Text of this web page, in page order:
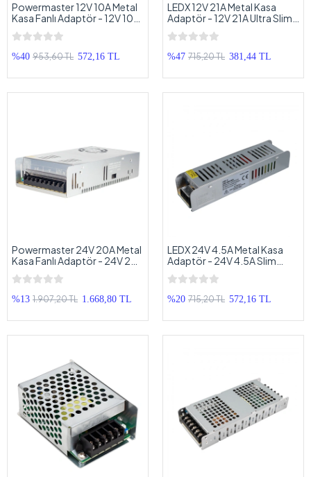
Powermaster 12V 10A Metal
Kasa Fanlı Adaptör - 12V 10A
- 120 W Slim Metal Kasa
Adaptör
%40 953,60 TL 572,16 TL
LEDX 12V 21A Metal Kasa
Adaptör - 12V 21A Ultra Slim
Metal Kasa Trafo Adaptör
%47 715,20 TL 381,44 TL
Powermaster 24V 20A Metal
Kasa Fanlı Adaptör - 24V 20A
- 480 W Slim Metal Kasa
Adaptör
%13 1.907,20 TL 1.668,80 TL
LEDX 24V 4.5A Metal Kasa
Adaptör - 24V 4.5A Slim
Metal Kasa Trafo Adaptör
%20 715,20 TL 572,16 TL